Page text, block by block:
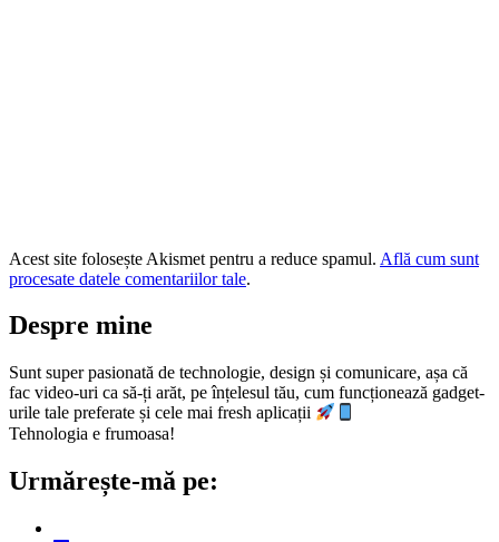
Acest site folosește Akismet pentru a reduce spamul. Află cum sunt
procesate datele comentariilor tale.
Despre mine
Sunt super pasionată de technologie, design și comunicare, așa că
fac video-uri ca să-ți arăt, pe înțelesul tău, cum funcționează gadget-
urile tale preferate și cele mai fresh aplicații
Tehnologia e frumoasa!
Urmărește-mă pe: